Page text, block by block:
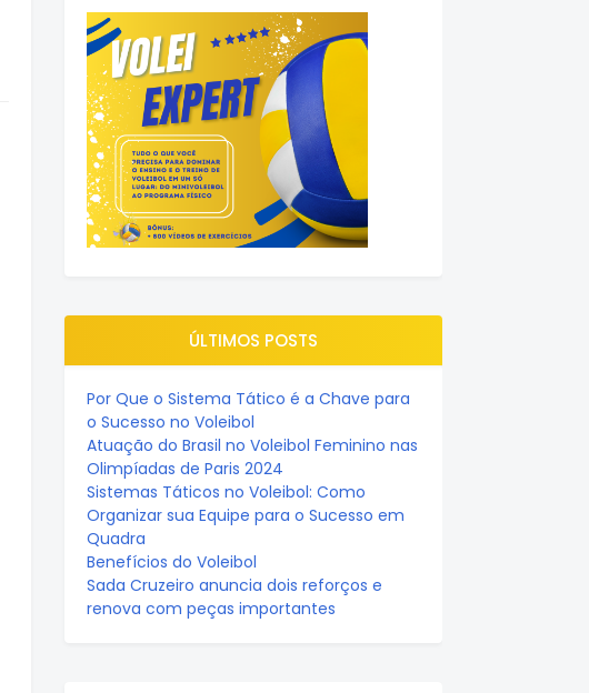
ÚLTIMOS POSTS
Por Que o Sistema Tático é a Chave para
o Sucesso no Voleibol
Atuação do Brasil no Voleibol Feminino nas
Olimpíadas de Paris 2024
Sistemas Táticos no Voleibol: Como
Organizar sua Equipe para o Sucesso em
Quadra
Benefícios do Voleibol
Sada Cruzeiro anuncia dois reforços e
renova com peças importantes